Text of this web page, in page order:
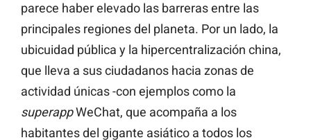
parece haber elevado las barreras entre las
principales regiones del planeta. Por un lado, la
ubicuidad pública y la hipercentralización china,
que lleva a sus ciudadanos hacia zonas de
actividad únicas -con ejemplos como la
superappWeChat, que acompaña a los
habitantes del gigante asiático a todos los